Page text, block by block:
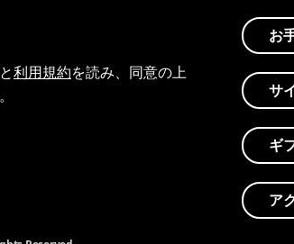
と利用規約を読み、同意の上
お
サ
ギ
ア